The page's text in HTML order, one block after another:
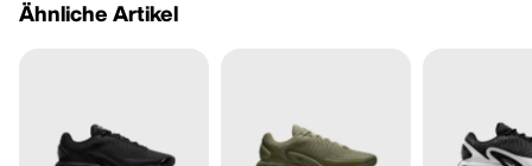
Ähnliche Artikel